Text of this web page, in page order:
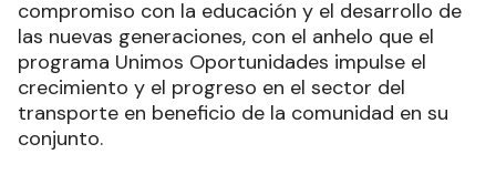
compromiso con la educación y el desarrollo de
las nuevas generaciones, con el anhelo que el
programa Unimos Oportunidades impulse el
crecimiento y el progreso en el sector del
transporte en beneficio de la comunidad en su
conjunto.